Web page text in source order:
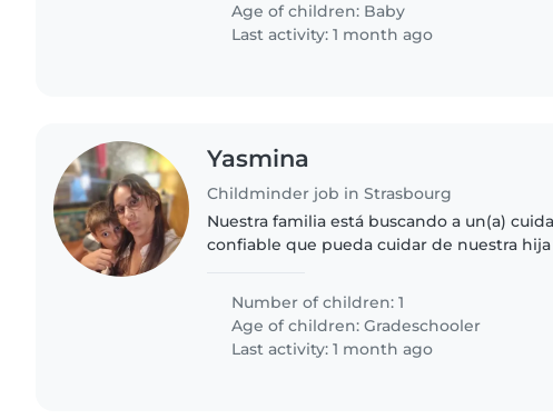
Age of children: Baby
Last activity: 1 month ago
Yasmina
Childminder job in Strasbourg
Nuestra familia está buscando a un(a)
confiable que pueda cuidar de nuestra
necesita atención y diversión...
Number of children: 1
Age of children:Gradeschooler
Last activity: 1 month ago